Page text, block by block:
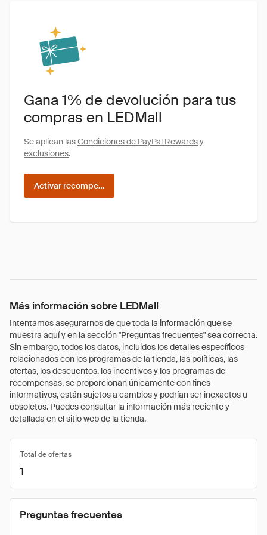
Gana1% de devolución para tus
compras en LEDMall
Se aplican lasCondiciones de PayPal Rewardsy
exclusiones.
Activar recompensas
Más información sobre LEDMall
Intentamos asegurarnos de que toda la información que se
muestra aquí y en la sección "Preguntas frecuentes" sea correcta.
Sin embargo, todos los datos, incluidos los detalles específicos
relacionados con los programas de la tienda, las políticas, las
ofertas, los descuentos, los incentivos y los programas de
recompensas, se proporcionan únicamente con fines
informativos, están sujetos a cambios y podrían ser inexactos u
obsoletos. Puedes consultar la información más reciente y
detallada en el sitio web de la tienda.
Total de ofertas
1
Preguntas frecuentes